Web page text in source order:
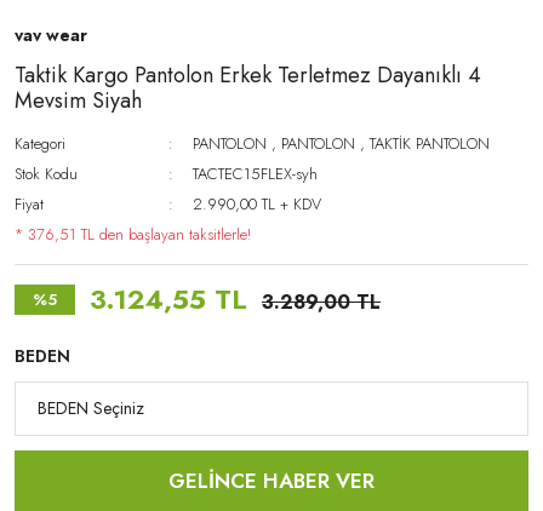
vav wear
Taktik Kargo Pantolon Erkek Terletmez Dayanıklı 4
Mevsim Siyah
Kategori PANTOLON , PANTOLON ,TAKTİK PANTOLON
Stok Kodu
TACTEC15FLEX-syh
Fiyat
2.990,00 TL + KDV
* 376,51 TL den başlayan taksitlerle!
%5 3.124,55 TL 3.289,00 TL
BEDEN
GELİNCE HABER VER